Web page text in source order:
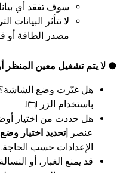
سوف تفقد أي
لا تتأثر
مصدر الطاقة أو
لا يتم تشغيل معين المنظر
هل غيّرت وضع الشاشة؟
باستخدام الزر
M
.
هل حددت من اختيار
عنصر [تحديد اختيار
الإعدادات حسب الحاجة.
قد يمنع الغبار، أو